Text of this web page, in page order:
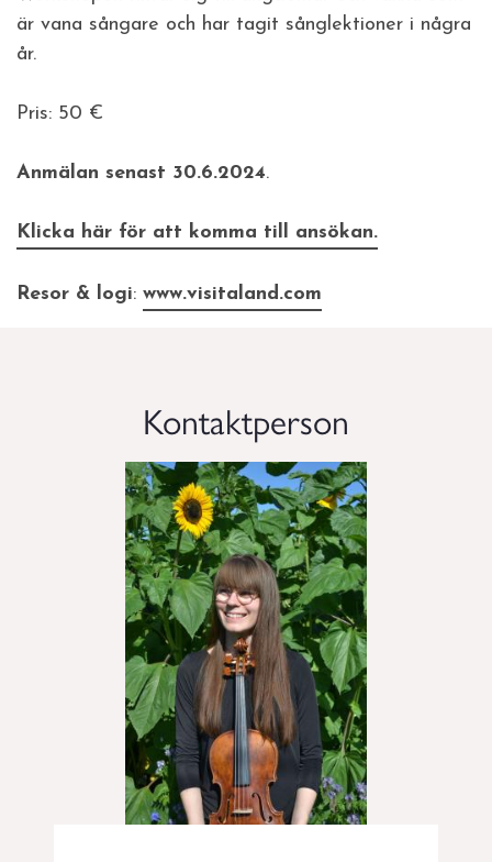
är vana sångare och har tagit sånglektioner i några
år.
Pris: 50 €
Anmälan senast 30.6.2024.
Klicka här för att komma till ansökan.
Resor & logi: www.visitaland.com
Kontaktperson